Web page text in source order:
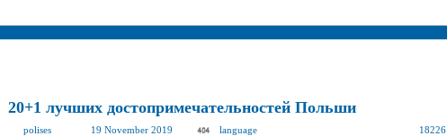
20+1 лучших достопримечательностей Польши
polises 19 November 2019 language 18226